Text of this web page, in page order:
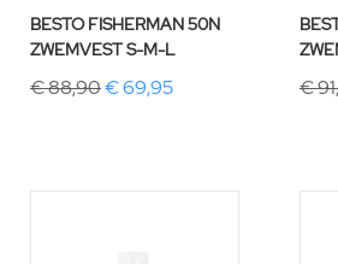
BESTO FISHERMAN 50N
ZWEMVEST S-M-L
€ 88,90€ 69,95 €